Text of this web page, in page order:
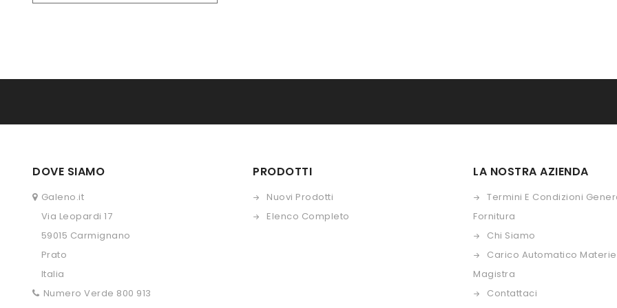
DOVE SIAMO
Galeno.it
Via Leopardi 17
59015 Carmignano
Prato
Italia
Numero Verde 800 913
PRODOTTI
Nuovi Prodotti
Elenco Completo
LA NOSTRA AZIENDA
Termini E Condizioni
Fornitura
Chi Siamo
Carico Automatico
Magistra
Contattaci